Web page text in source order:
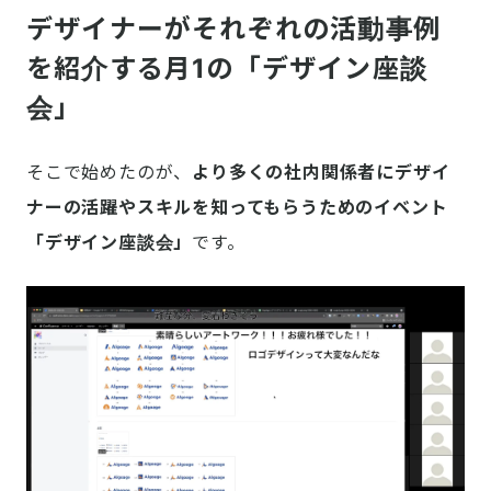
デザイナーがそれぞれの活動事例
を紹介する月1の「デザイン座談
会」
そこで始めたのが、 より多くの社内関係者にデザイ
ナーの活躍やスキルを知ってもらうためのイベント
「デザイン座談会」 です。